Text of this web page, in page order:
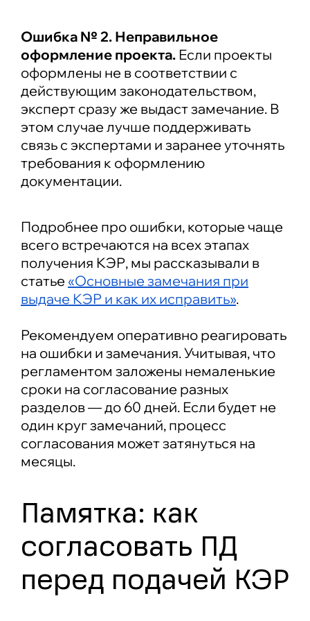
Ошибка № 2. Неправильное
оформление проекта. Если проекты
оформлены не в соответствии с
действующим законодательством,
эксперт сразу же выдаст замечание. В
этом случае лучше поддерживать
связь с экспертами и заранее уточнять
требования к оформлению
документации.
Подробнее про ошибки, которые чаще
всего встречаются на всех этапах
получения КЭР, мы рассказывали в
статье «Основные замечания при
выдаче КЭР и как их исправить».
Рекомендуем оперативно реагировать
на ошибки и замечания. Учитывая, что
регламентом заложены немаленькие
сроки на согласование разных
разделов — до 60 дней. Если будет не
один круг замечаний, процесс
согласования может затянуться на
месяцы.
Памятка: как
согласовать ПД
перед подачей КЭР